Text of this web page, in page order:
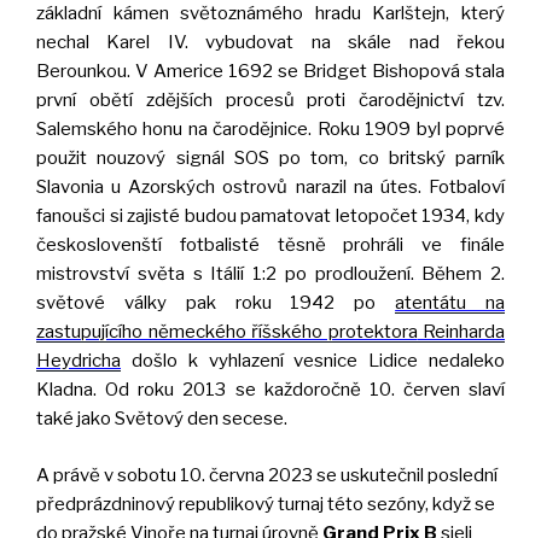
základní kámen světoznámého hradu Karlštejn, který
nechal Karel IV. vybudovat na skále nad řekou
Berounkou. V Americe 1692 se Bridget Bishopová stala
první obětí zdějších procesů proti čarodějnictví tzv.
Salemského honu na čarodějnice. Roku 1909 byl poprvé
použit nouzový signál SOS po tom, co britský parník
Slavonia u Azorských ostrovů narazil na útes. Fotbaloví
fanoušci si zajisté budou pamatovat letopočet 1934, kdy
českoslovenští fotbalisté těsně prohráli ve finále
mistrovství světa s Itálií 1:2 po prodloužení. Během 2.
světové války pak roku 1942 poatentátu na
zastupujícího německého říšského protektora Reinharda
Heydricha došlo k vyhlazení vesnice Lidice nedaleko
Kladna. Od roku 2013 se každoročně 10. červen slaví
také jako Světový den secese.
A právě v sobotu 10. června 2023 se uskutečnil poslední
předprázdninový republikový turnaj této sezóny, když se
do pražské Vinoře na turnaj úrovně Grand Prix B sjeli